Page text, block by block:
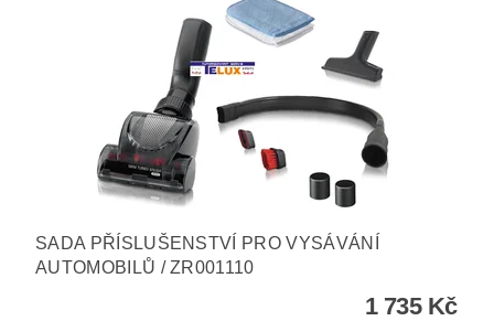
SADA PŘÍSLUŠENSTVÍ PRO VYSÁVÁNÍ
AUTOMOBILŮ / ZR001110
1 735 Kč